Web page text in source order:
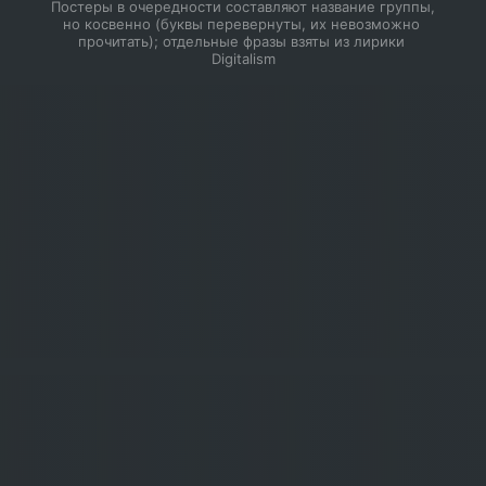
Постеры в очередности составляют название группы,
но косвенно (буквы перевернуты, их невозможно
прочитать); отдельные фразы взяты из лирики
Digitalism